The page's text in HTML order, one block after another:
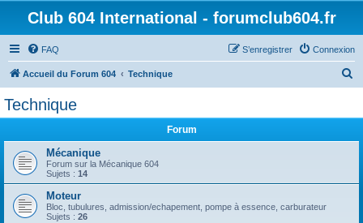
Club 604 International - forumclub604.fr
FAQ Connexion
S’enregistrer
Accueil du Forum 604 Technique
Technique
Forum
Mécanique
Forum sur la Mécanique 604
Sujets : 14
Moteur
Bloc, tubulures, admission/echapement, pompe à essence, carburateur
Sujets : 26